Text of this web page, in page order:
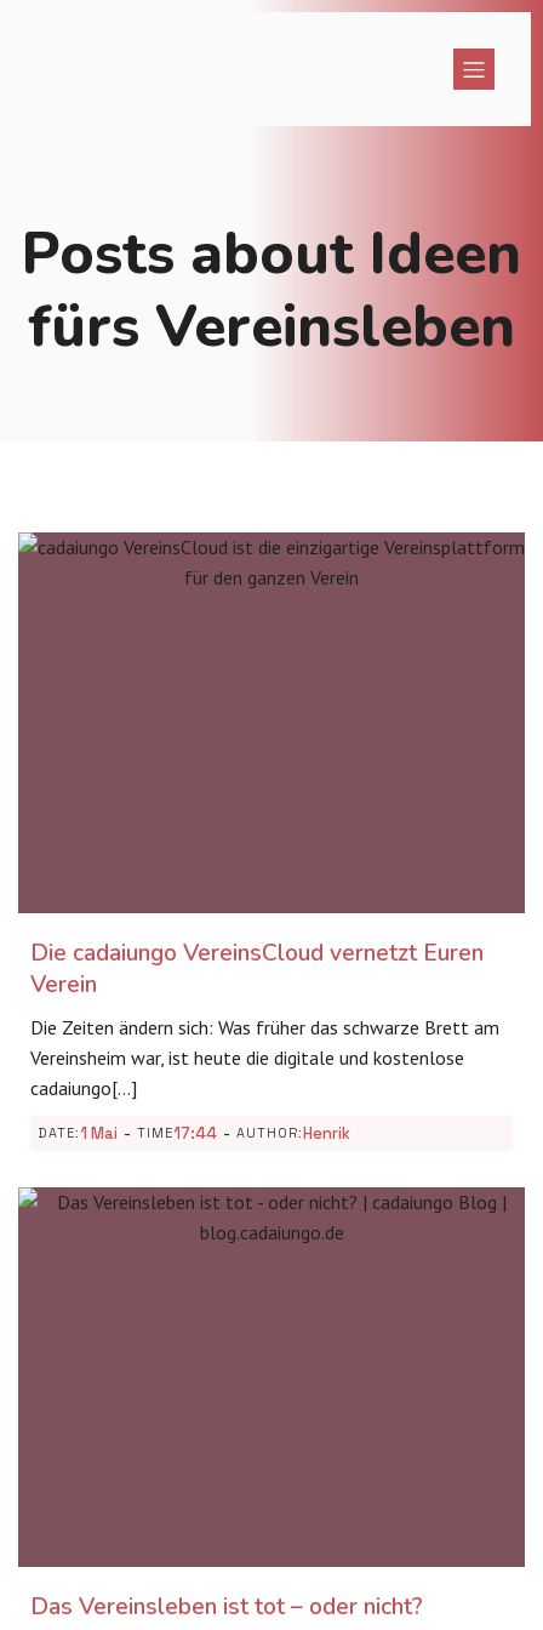
Posts about Ideen
fürs Vereinsleben
Die cadaiungo VereinsCloud vernetzt Euren
Verein
Die Zeiten ändern sich: Was früher das schwarze Brett am
Vereinsheim war, ist heute die digitale und kostenlose
cadaiungo[…]
DATE:1 Mai - TIME17:44 - AUTHOR:Henrik
Das Vereinsleben ist tot – oder nicht?